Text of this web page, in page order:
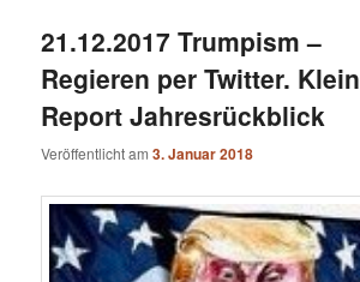
21.12.2017 Trumpism –
Regieren per Twitter. Klein
Report Jahresrückblick
Veröffentlicht am3. Januar 2018